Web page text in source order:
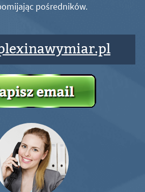
pośredników.